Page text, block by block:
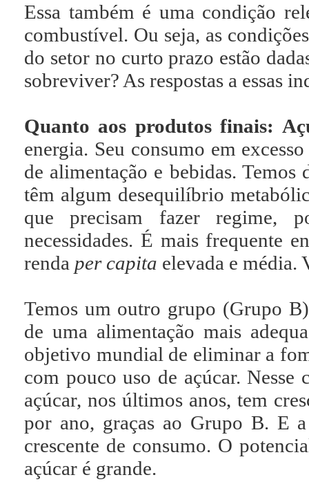
Essa também é uma condição
combustível. Ou seja, as
do setor no curto prazo estão
sobreviver? As respostas a essas
Quanto aos produtos finais:
energia. Seu consumo em
de alimentação e bebidas.
têm algum desequilíbrio
que precisam fazer regime,
necessidades. É mais frequente
renda per capita elevada e média.
Temos um outro grupo (Grupo
de uma alimentação mais
objetivo mundial de eliminar a
com pouco uso de açúcar. Nesse
açúcar, nos últimos anos, tem
por ano, graças ao Grupo B. E
crescente de consumo. O
açúcar é grande.